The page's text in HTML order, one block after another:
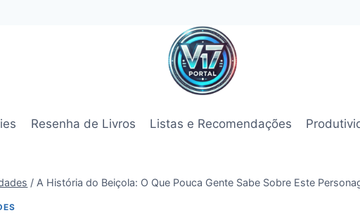
Resenha de Livros Listas e Recomendações
/ A História do Beiçola: O Que Pouca Gente Sabe Sobre Este